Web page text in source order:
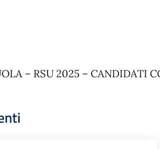
– RSU 2025 – CANDIDATI